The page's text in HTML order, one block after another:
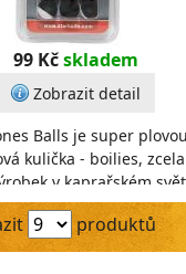
99 Kč skladem
Zobrazit detail
Balls je super
kulička - boilies, zcela
v kaprařském
kulička se chová
pop-upproduktů